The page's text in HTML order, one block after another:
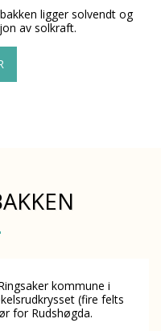
ligger solvendt og
av solkraft.
kommune i
(fire felts
for Rudshøgda.